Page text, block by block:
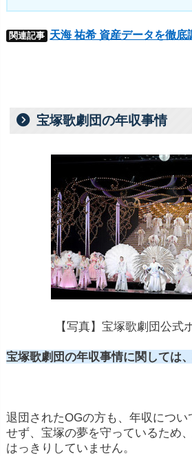
関連記事 天海 祐希 資産データを徹底
宝塚歌劇団の年収事情
【写真】宝塚歌劇団公式
宝塚歌劇団の年収事情に関しては
退団されたOGの方も、年収につ
せず、宝塚の夢を守っているため
はっきりしていません。